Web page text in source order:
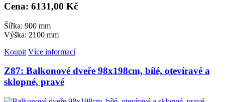
Cena: 6131,00 Kč
Šířka: 900 mm
Výška: 2100 mm
Koupit Více informací
Z87: Balkonové dveře 98x198cm, bílé, otevíravé a
sklopné, pravé